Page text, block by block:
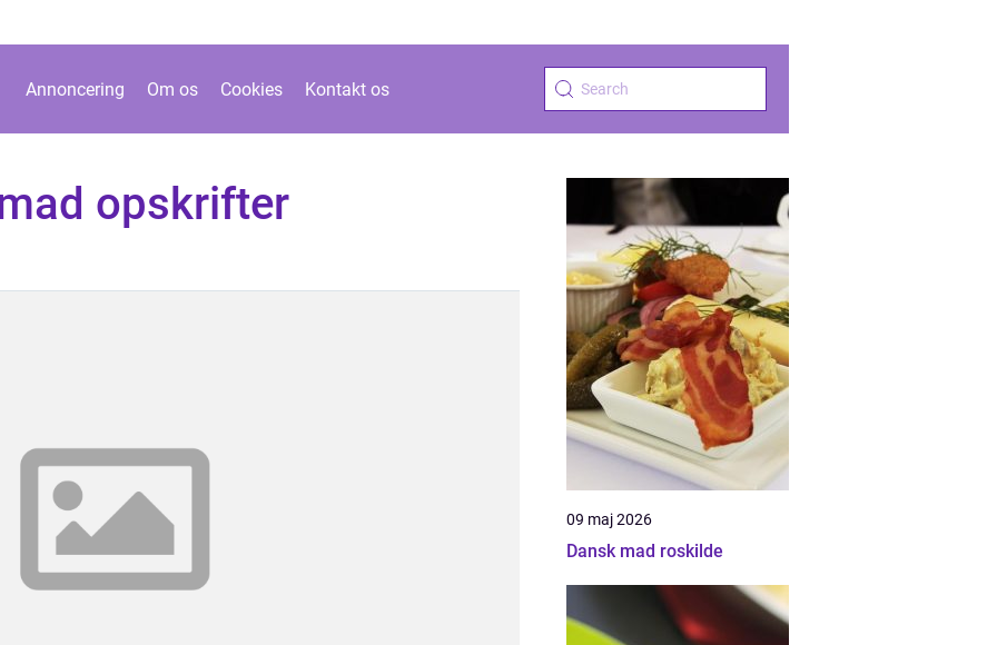
Annoncering Om os Cookies Kontakt os
opskrifter
09 maj 2026
Dansk mad roskilde